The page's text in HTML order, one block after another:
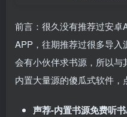
前言：很久没有推荐过安
APP，往期推荐过很多导
会有小伙伴求书源​，所以
内置大量源的傻瓜式软件，
声荐-内置书源免费听